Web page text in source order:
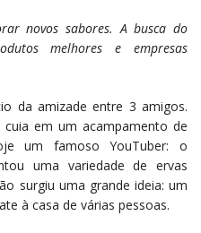
novos sabores. A busca do
melhores e empresas
da amizade entre 3 amigos.
em um acampamento de
um famoso YouTuber: o
uma variedade de ervas
surgiu uma grande ideia: um
à casa de várias pessoas.